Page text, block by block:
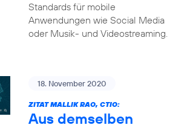
Standards für mobile
Anwendungen wie Social Media
oder Musik- und Videostreaming.
18. November 2020
ZITAT MALLIK RAO, CTIO:
Aus demselben